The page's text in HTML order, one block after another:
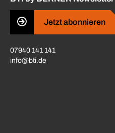
Jetzt abonnieren
07940 141 141
info@bti.de